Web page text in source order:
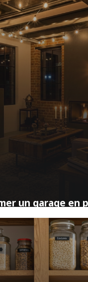
un garage en
complet